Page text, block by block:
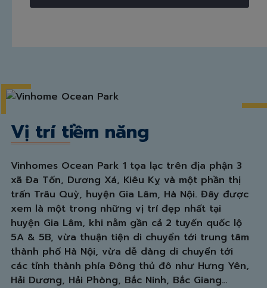
Vị trí tiềm năng
Vinhomes Ocean Park 1 tọa lạc trên địa phận 3
xã Đa Tốn, Dương Xá, Kiêu Kỵ và một phần thị
trấn Trâu Quỳ, huyện Gia Lâm, Hà Nội. Đây được
xem là một trong những vị trí đẹp nhất tại
huyện Gia Lâm, khi nằm gần cả 2 tuyến quốc lộ
5A & 5B, vừa thuận tiện di chuyển tới trung tâm
thành phố Hà Nội, vừa dễ dàng di chuyển tới
các tỉnh thành phía Đông thủ đô như Hưng Yên,
Hải Dương, Hải Phòng, Bắc Ninh, Bắc Giang…